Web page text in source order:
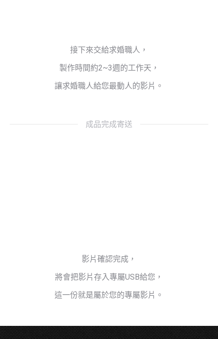
接下來交給求婚職人，
製作時間約2~3週的工作天，
讓求婚職人給您最動人的影片。
成品完成寄送
影片確認完成，
將會把影片存入專屬USB給您，
這一份就是屬於您的專屬影片。